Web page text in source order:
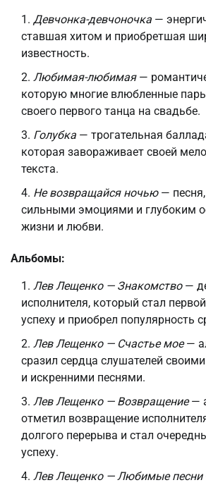
Девчонка-девчоночка —
ставшая хитом и приобретшая
известность.
Любимая-любимая—
которую многие влюбленные
своего первого танца на свадьбе.
Голубка — трогательная
которая завораживает своей
текста.
Не возвращайся ночью— песня,
сильными эмоциями и глубоким
жизни и любви.
Альбомы:
Лев Лещенко — Знакомство—
исполнителя, который стал
успеху и приобрел популярность
Лев Лещенко — Счастье мое—
сразил сердца слушателей
и искренними песнями.
Лев Лещенко — Возвращение—
отметил возвращение
долгого перерыва и стал
успеху.
Лев Лещенко — Любимые песни